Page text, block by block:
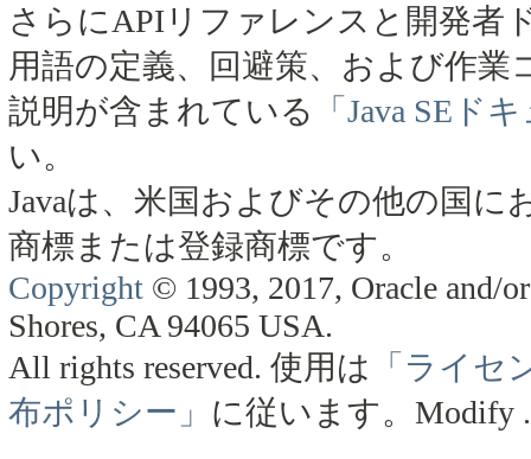
さらにAPIリファレンスと開発者
用語の定義、回避策、および作
説明が含まれている
「Java SEド
い。
Javaは、米国およびその他の国に
商標または登録商標です。
Copyright © 1993, 2017, Oracle and/
Shores, CA 94065 USA.
All rights reserved. 使用は 「ライセ
布ポリシー」 に従います。 Modify